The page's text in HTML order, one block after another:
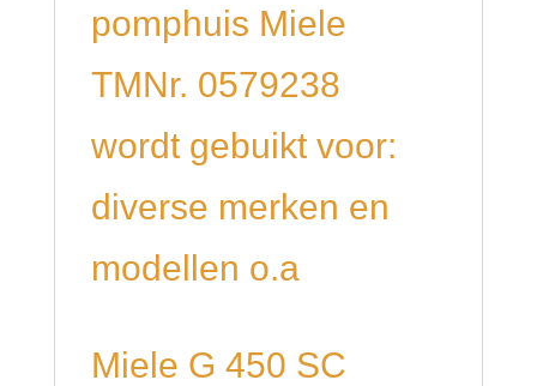
pomphuis Miele
TMNr. 0579238
wordt gebuikt voor:
diverse merken en
modellen o.a
Miele G 450 SC